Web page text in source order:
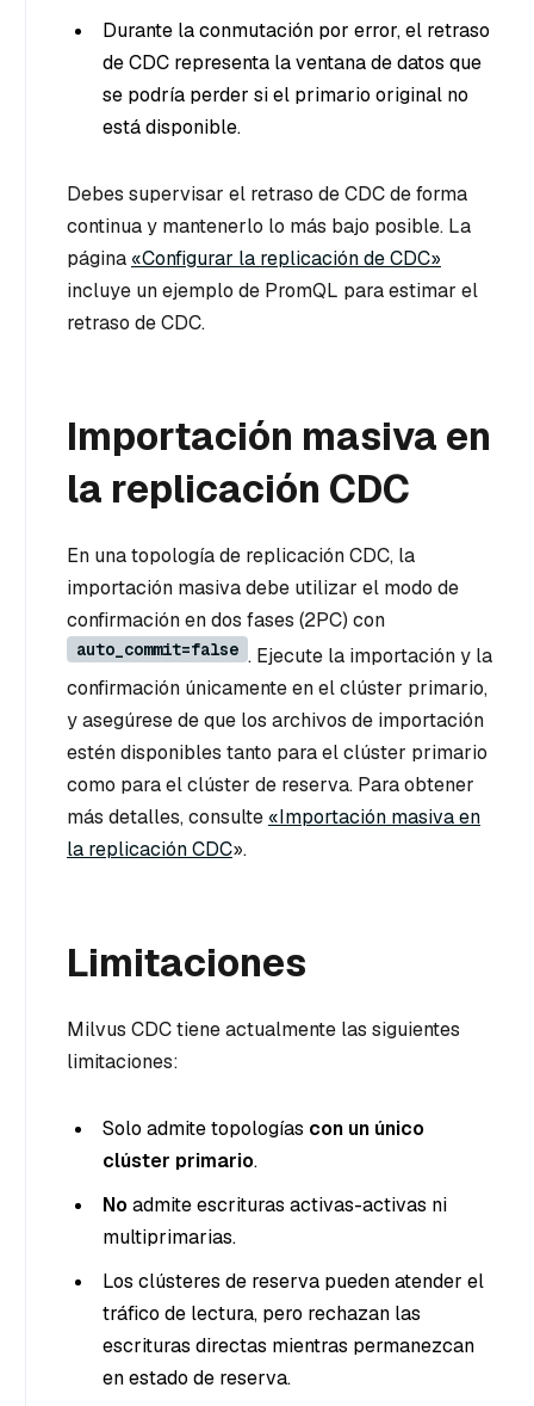
Durante la conmutación por error, el retraso
de CDC representa la ventana de datos que
se podría perder si el primario original no
está disponible.
Debes supervisar el retraso de CDC de forma
continua y mantenerlo lo más bajo posible. La
página «Configurar la replicación de CDC»
incluye un ejemplo de PromQL para estimar el
retraso de CDC.
Importación masiva en
la replicación CDC
En una topología de replicación CDC, la
importación masiva debe utilizar el modo de
confirmación en dos fases (2PC) con
auto_commit=false . Ejecute la importación y la
confirmación únicamente en el clúster primario,
y asegúrese de que los archivos de importación
estén disponibles tanto para el clúster primario
como para el clúster de reserva. Para obtener
más detalles, consulte «Importación masiva en
la replicación CDC».
Limitaciones
Milvus CDC tiene actualmente las siguientes
limitaciones:
Solo admite topologías con un único
clúster primario.
Noadmite escrituras activas-activas ni
multiprimarias.
Los clústeres de reserva pueden atender el
tráfico de lectura, pero rechazan las
escrituras directas mientras permanezcan
en estado de reserva.